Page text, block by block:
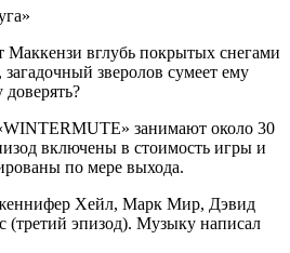
вглубь покрытых снегами
зверолов сумеет ему
занимают около 30
включены в стоимость игры и
по мере выхода.
Хейл, Марк Мир, Дэвид
(третий эпизод). Музыку написал